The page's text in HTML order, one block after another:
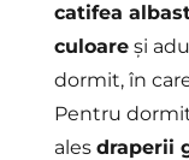
catifea
culoare și
dormit, în
Pentru
ales draperii